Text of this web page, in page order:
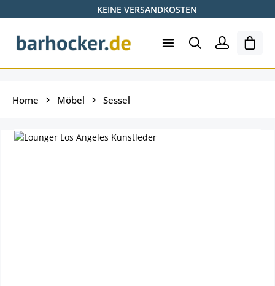
Zum Hauptinhalt springenKEINE VERSANDKOSTEN
Home Möbel Sessel